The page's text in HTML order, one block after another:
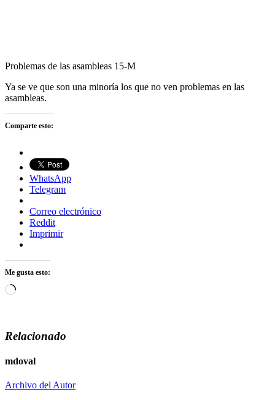
Problemas de las asambleas 15-M
Ya se ve que son una minoría los que no ven problemas en las
asambleas.
Comparte esto:
WhatsApp
Telegram
Correo electrónico
Reddit
Imprimir
Me gusta esto:
Cargando...
Relacionado
mdoval
Archivo del Autor